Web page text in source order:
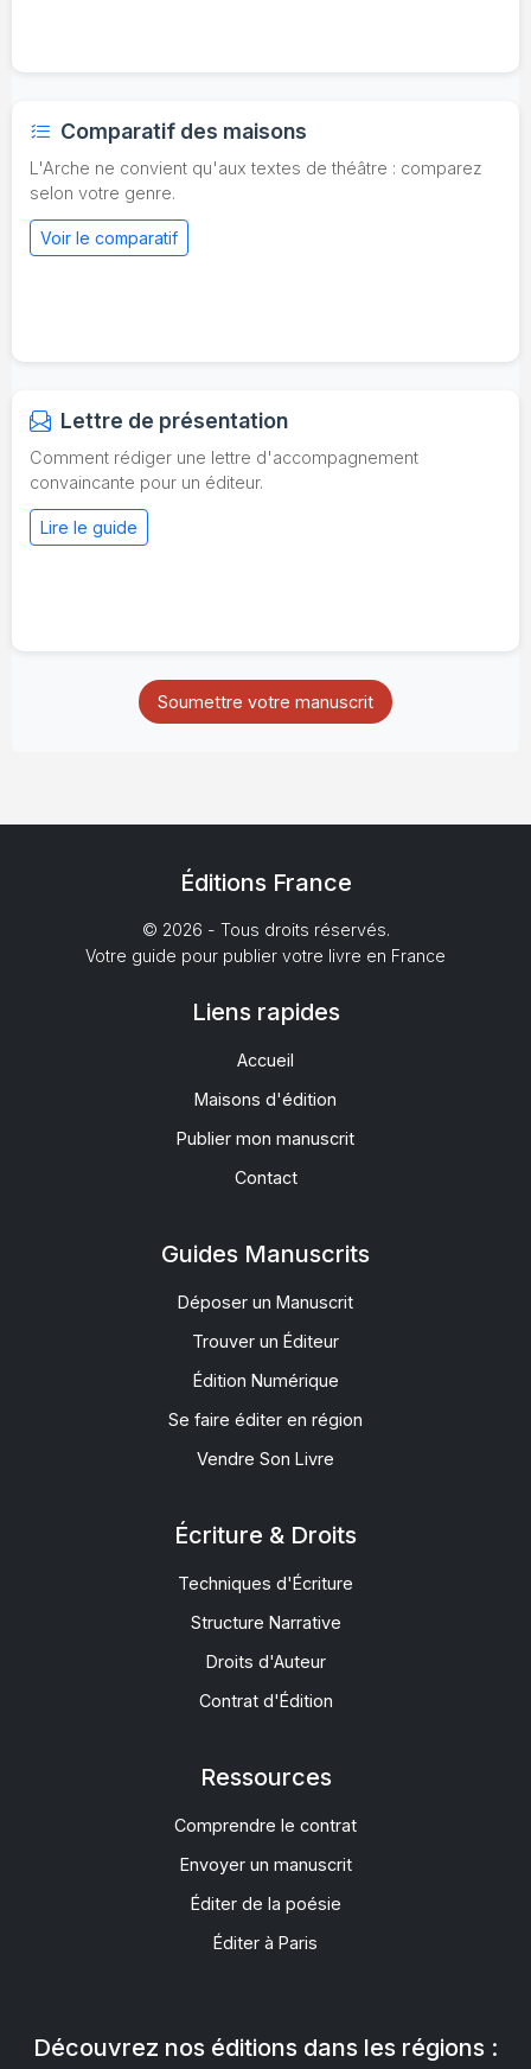
Comparatif des maisons
L'Arche ne convient qu'aux textes de théâtre : comparez
selon votre genre.
Voir le comparatif
Lettre de présentation
Comment rédiger une lettre d'accompagnement
convaincante pour un éditeur.
Lire le guide
Soumettre votre manuscrit
Éditions France
© 2026 - Tous droits réservés.
Votre guide pour publier votre livre en France
Liens rapides
Accueil
Maisons d'édition
Publier mon manuscrit
Contact
Guides Manuscrits
Déposer un Manuscrit
Trouver un Éditeur
Édition Numérique
Se faire éditer en région
Vendre Son Livre
Écriture & Droits
Techniques d'Écriture
Structure Narrative
Droits d'Auteur
Contrat d'Édition
Ressources
Comprendre le contrat
Envoyer un manuscrit
Éditer de la poésie
Éditer à Paris
Découvrez nos éditions dans les régions :